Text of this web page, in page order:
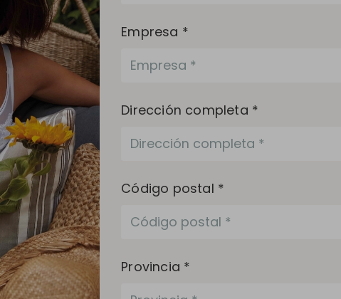
Empresa *
Dirección completa *
Código postal *
Provincia *